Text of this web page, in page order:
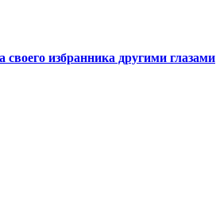
избранника другими глазами